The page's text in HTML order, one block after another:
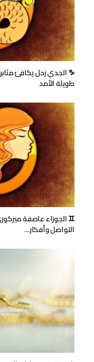
♑ الجدي زحل يكافئ
طويلة الأمد
♊ الجوزاء عاصفة
التواصل وأفكار…